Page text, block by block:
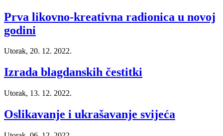
Prva likovno-kreativna radionica u novoj
godini
Utorak, 20. 12. 2022.
Izrada blagdanskih čestitki
Utorak, 13. 12. 2022.
Oslikavanje i ukrašavanje svijeća